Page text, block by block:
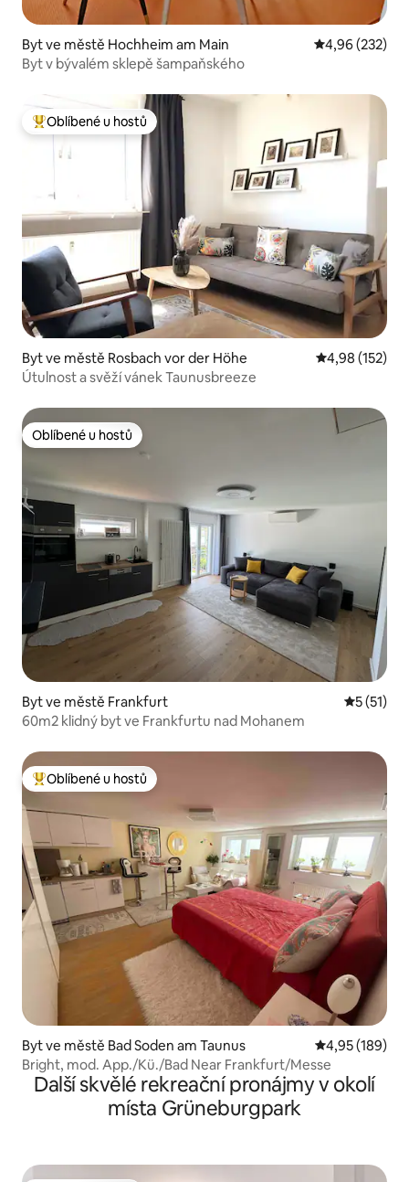
Byt ve městě Hochheim am Main Průměrné
4,96 (232)
Byt v bývalém sklepě šampaňského
Nejlepší v kategorii Oblíbené u hostů
Oblíbené u hostů
Byt ve městě Rosbach vor der Höhe Průměrné
4,98 (152)
Útulnost a svěží vánek Taunusbreeze
Oblíbené u hostů
Oblíbené u hostů
Byt ve městě Frankfurt
5 (51)
60m2 klidný byt ve Frankfurtu nad Mohanem
Nejlepší v kategorii Oblíbené u hostů
Oblíbené u hostů
Byt ve městě Bad Soden am Taunus Průměrné
4,95 (189)
Bright, mod. App./Kü./Bad Near Frankfurt/Messe
Další skvělé rekreační pronájmy v okolí
místa Grüneburgpark